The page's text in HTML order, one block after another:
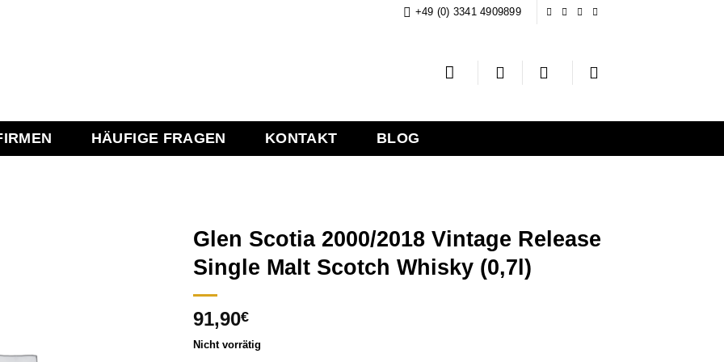
+49 (0) 3341 4909899
HÄUFIGE FRAGEN KONTAKT BLOG
Glen Scotia 2000/2018 Vintage Release
Single Malt Scotch Whisky (0,7l)
91,90€
Nicht vorrätig